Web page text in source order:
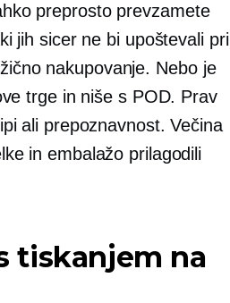
preprosto prevzamete
jih sicer ne bi upoštevali pri
nakupovanje. Nebo je
trge in niše s POD. Prav
ali prepoznavnost. Večina
in embalažo prilagodili
tiskanjem na